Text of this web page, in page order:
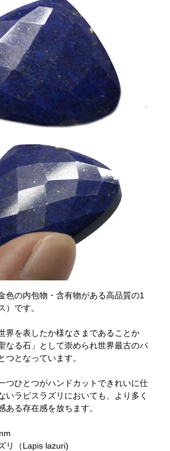
色の内包物・含有物がある高品質の1
）です。
界を表したか様なさまであることか
なる石」として崇められ世界最古のパ
つとなっています。
つひとつがハンドカットできれいに仕
いラピスラズリにおいても、より多く
ある存在感を放ちます。
リ（Lapis lazuri)